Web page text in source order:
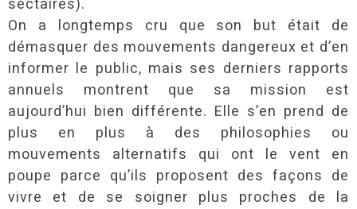
sectaires).
On a longtemps cru que son but était de
démasquer des mouvements dangereux et d’en
informer le public, mais ses derniers rapports
annuels montrent que sa mission est
aujourd’hui bien différente. Elle s’en prend de
plus en plus à des philosophies ou
mouvements alternatifs qui ont le vent en
poupe parce qu’ils proposent des façons de
vivre et de se soigner plus proches de la